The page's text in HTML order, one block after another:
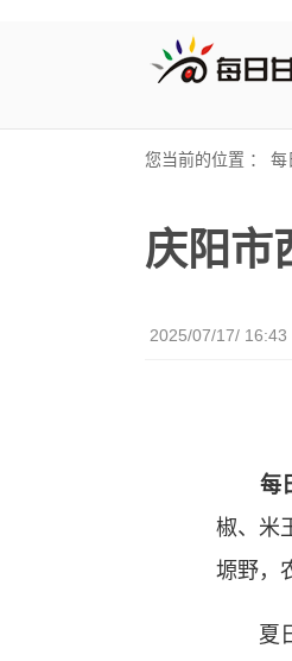
您当前的位置 ： 每
庆阳市
2025/07/17/ 16:43
每
椒、米
塬野，
夏日